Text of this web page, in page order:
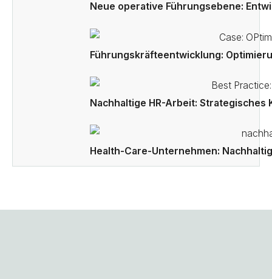
Neue operative Führungsebene:
Führungskräfteentwicklung:
Nachhaltige HR-Arbeit:
Health-Care-Unternehmen: